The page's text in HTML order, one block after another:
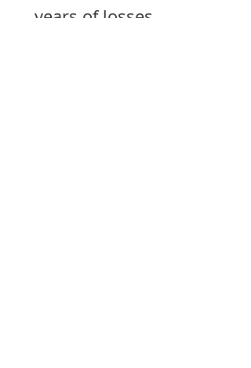
years of losses